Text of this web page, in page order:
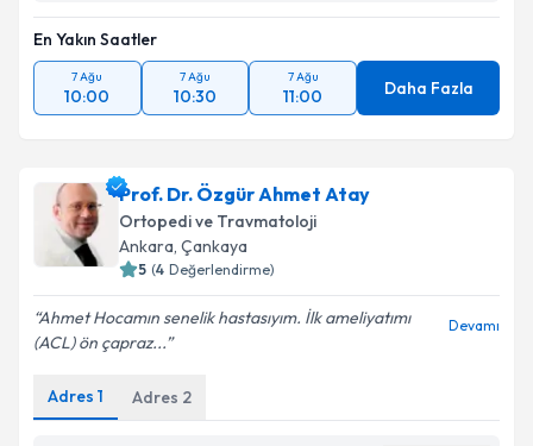
En Yakın Saatler
7 Ağu
10:00
7 Ağu
10:30
7 Ağu
11:00 Daha Fazla
Prof. Dr. Özgür Ahmet Atay
Ortopedi ve Travmatoloji
Ankara, Çankaya
5 (4 Değerlendirme)
Ahmet Hocamın senelik hastasıyım. İlk ameliyatımı
(ACL) ön çapraz...
Devamı
Adres 1 Adres 2